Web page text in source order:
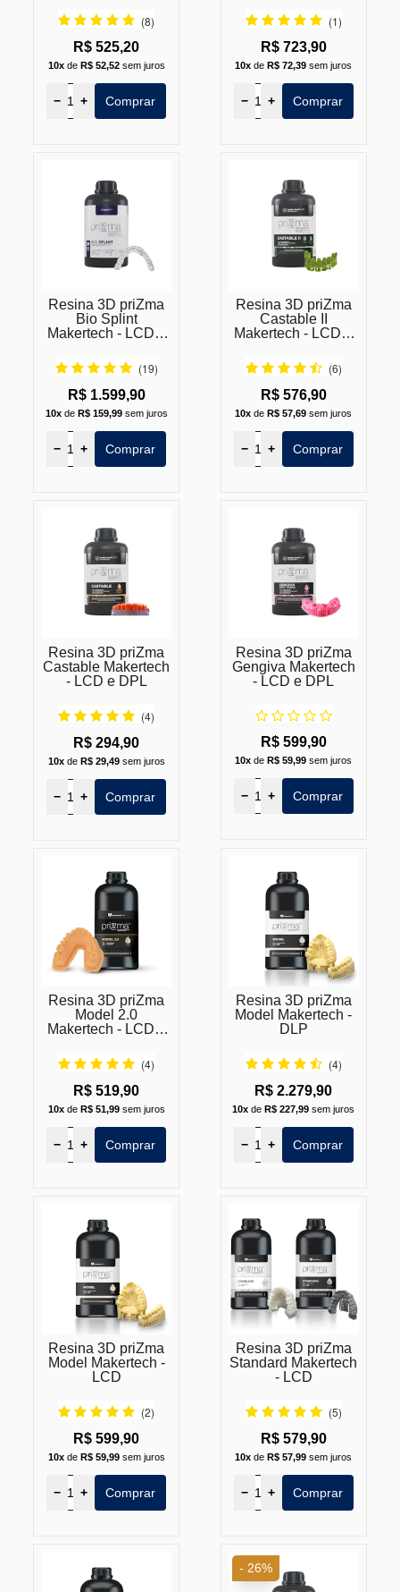
DLP
(8)
R$ 525,20
10xde R$ 52,52sem juros
− + Comprar
(1)
R$ 723,90
10x de R$ 72,39 sem juros
− + Comprar
Resina 3D priZma
Bio Splint
Makertech - LCD e
(19)
R$ 1.599,90
10xde R$ 159,99sem juros
− + Comprar
Resina 3D priZma
Castable II
Makertech - LCD e
(6)
R$ 576,90
10x de R$ 57,69 sem juros
− + Comprar
Resina 3D priZma
Castable Makertech
- LCD e DPL
(4)
R$ 294,90
10xde R$ 29,49sem juros
− + Comprar
Resina 3D priZma
Gengiva Makertech
- LCD e DPL
R$ 599,90
10x de R$ 59,99 sem juros
− + Comprar
Resina 3D priZma
Model 2.0
Makertech - LCD e
(4)
R$ 519,90
10xde R$ 51,99sem juros
− + Comprar
Resina 3D priZma
Model Makertech -
DLP
(4)
R$ 2.279,90
10x deR$ 227,99 sem juros
− + Comprar
Resina 3D priZma
Model Makertech -
LCD
(2)
R$ 599,90
10xde R$ 59,99sem juros
− + Comprar
Resina 3D priZma
Standard Makertech
- LCD
(5)
R$ 579,90
10x deR$ 57,99 sem juros
− + Comprar
- 26%